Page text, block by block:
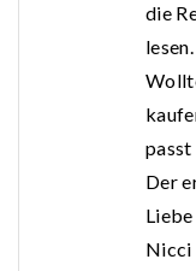
die
lesen.
passt
Der
Nicci